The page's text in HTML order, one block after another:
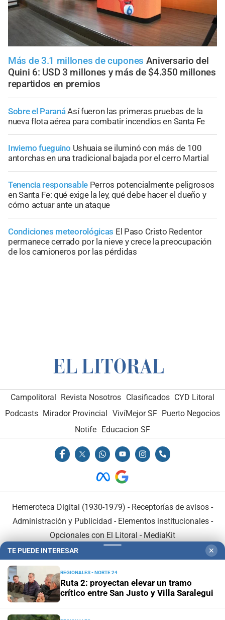
Más de 3.1 millones de cupones Aniversario del
Quini 6: USD 3 millones y más de $4.350 millones
repartidos en premios
Sobre el ParanáAsí fueron las primeras pruebas de la
nueva flota aérea para combatir incendios en Santa Fe
Invierno fueguino Ushuaia se iluminó con más de 100
antorchas en una tradicional bajada por el cerro Martial
Tenencia responsable Perros potencialmente peligrosos
en Santa Fe: qué exige la ley, qué debe hacer el dueño y
cómo actuar ante un ataque
Condiciones meteorológicas El Paso Cristo Redentor
permanece cerrado por la nieve y crece la preocupación
de los camioneros por las pérdidas
Campolitoral Revista Nosotros Clasificados CYD Litoral
Podcasts Mirador Provincial VivíMejor SF Puerto Negocios
Notife
Educacion SF
Hemeroteca Digital (1930-1979) - Receptorías de avisos -
Administración y Publicidad - Elementos institucionales-
Opcionales con El Litoral - MediaKit
TE PUEDE INTERESAR ✕
REGIONALES - NORTE 24
Ruta 2: proyectan elevar un tramo
crítico entre San Justo y Villa Saralegui